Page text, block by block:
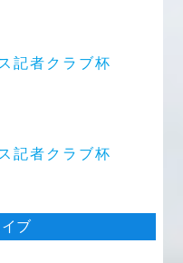
記者クラブ杯
記者クラブ杯
ブ